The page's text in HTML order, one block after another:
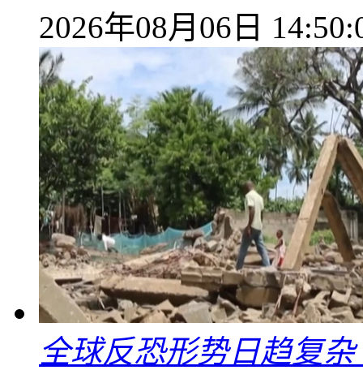
2026年08月06日
全球反恐形势日趋复